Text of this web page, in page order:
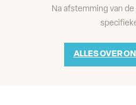
Na afstemming van
ALLES OVER